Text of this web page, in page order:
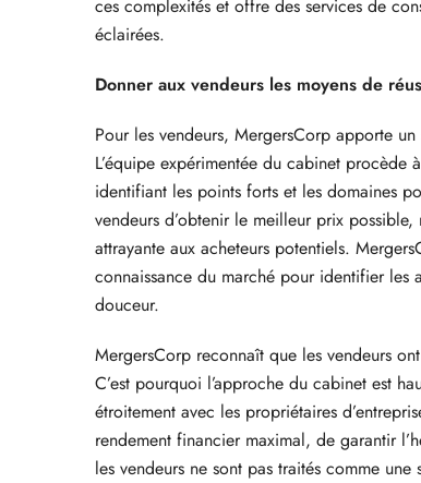
ces complexités et offre des services de
éclairées.
Donner aux vendeurs les moyens de
Pour les vendeurs, MergersCorp apporte
L’équipe expérimentée du cabinet procède
identifiant les points forts et les domaines
vendeurs d’obtenir le meilleur prix possible,
attrayante aux acheteurs potentiels.
connaissance du marché pour identifier
douceur.
MergersCorp reconnaît que les vendeurs
C’est pourquoi l’approche du cabinet est
étroitement avec les propriétaires
rendement financier maximal, de garantir
les vendeurs ne sont pas traités comme